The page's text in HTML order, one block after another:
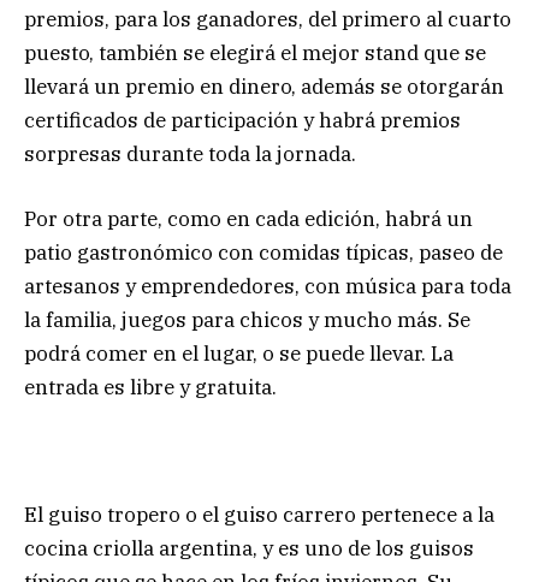
premios, para los ganadores, del primero al cuarto
puesto, también se elegirá el mejor stand que se
llevará un premio en dinero, además se otorgarán
certificados de participación y habrá premios
sorpresas durante toda la jornada.
Por otra parte, como en cada edición, habrá un
patio gastronómico con comidas típicas, paseo de
artesanos y emprendedores, con música para toda
la familia, juegos para chicos y mucho más. Se
podrá comer en el lugar, o se puede llevar. La
entrada es libre y gratuita.
El guiso tropero o el guiso carrero pertenece a la
cocina criolla argentina, y es uno de los guisos